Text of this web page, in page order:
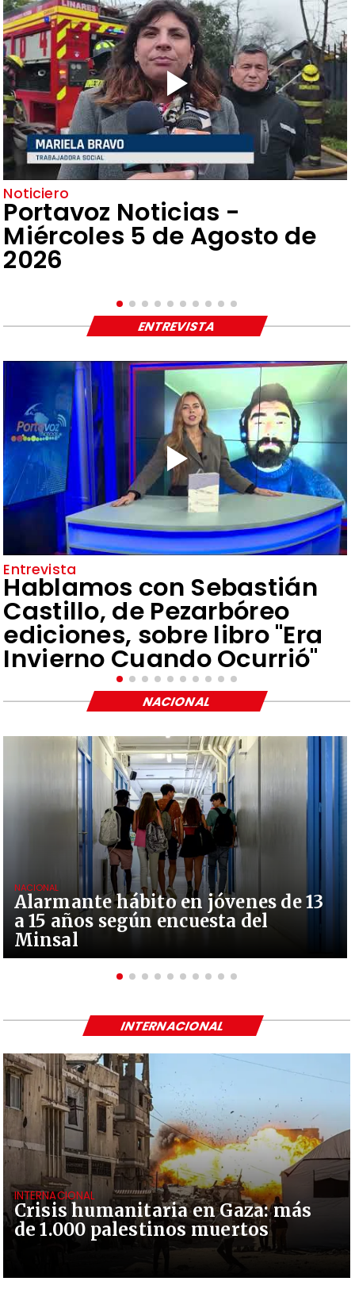
Noticiero
Portavoz Noticias -
Miércoles 5 de Agosto de
2026
Entrevista
Hablamos con Sebastián
Castillo, de Pezarbóreo
ediciones, sobre libro "Era
Invierno Cuando Ocurrió"
ENTREVISTA
Alarmante hábito en jóvenes de 13
a 15 años según encuesta del
Minsal
NACIONAL
NACIONAL
Crisis humanitaria en Gaza: más
de 1.000 palestinos muertos
INTERNACIONAL
INTERNACIONAL